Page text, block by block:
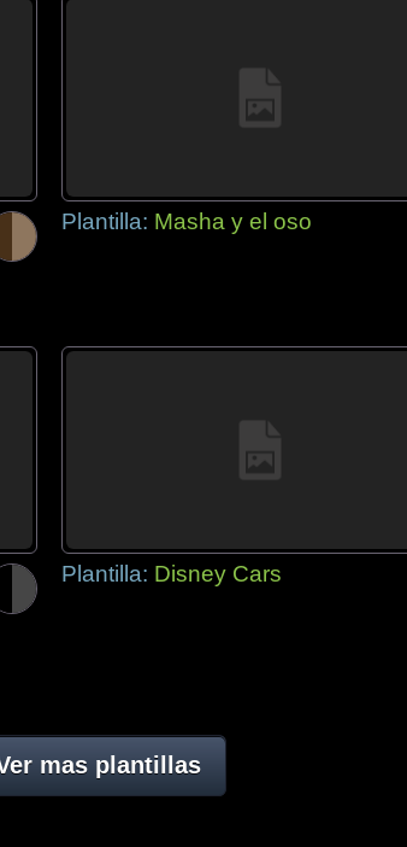
Plantilla: Masha y el oso
Plantilla: Disney Cars
mas plantillas